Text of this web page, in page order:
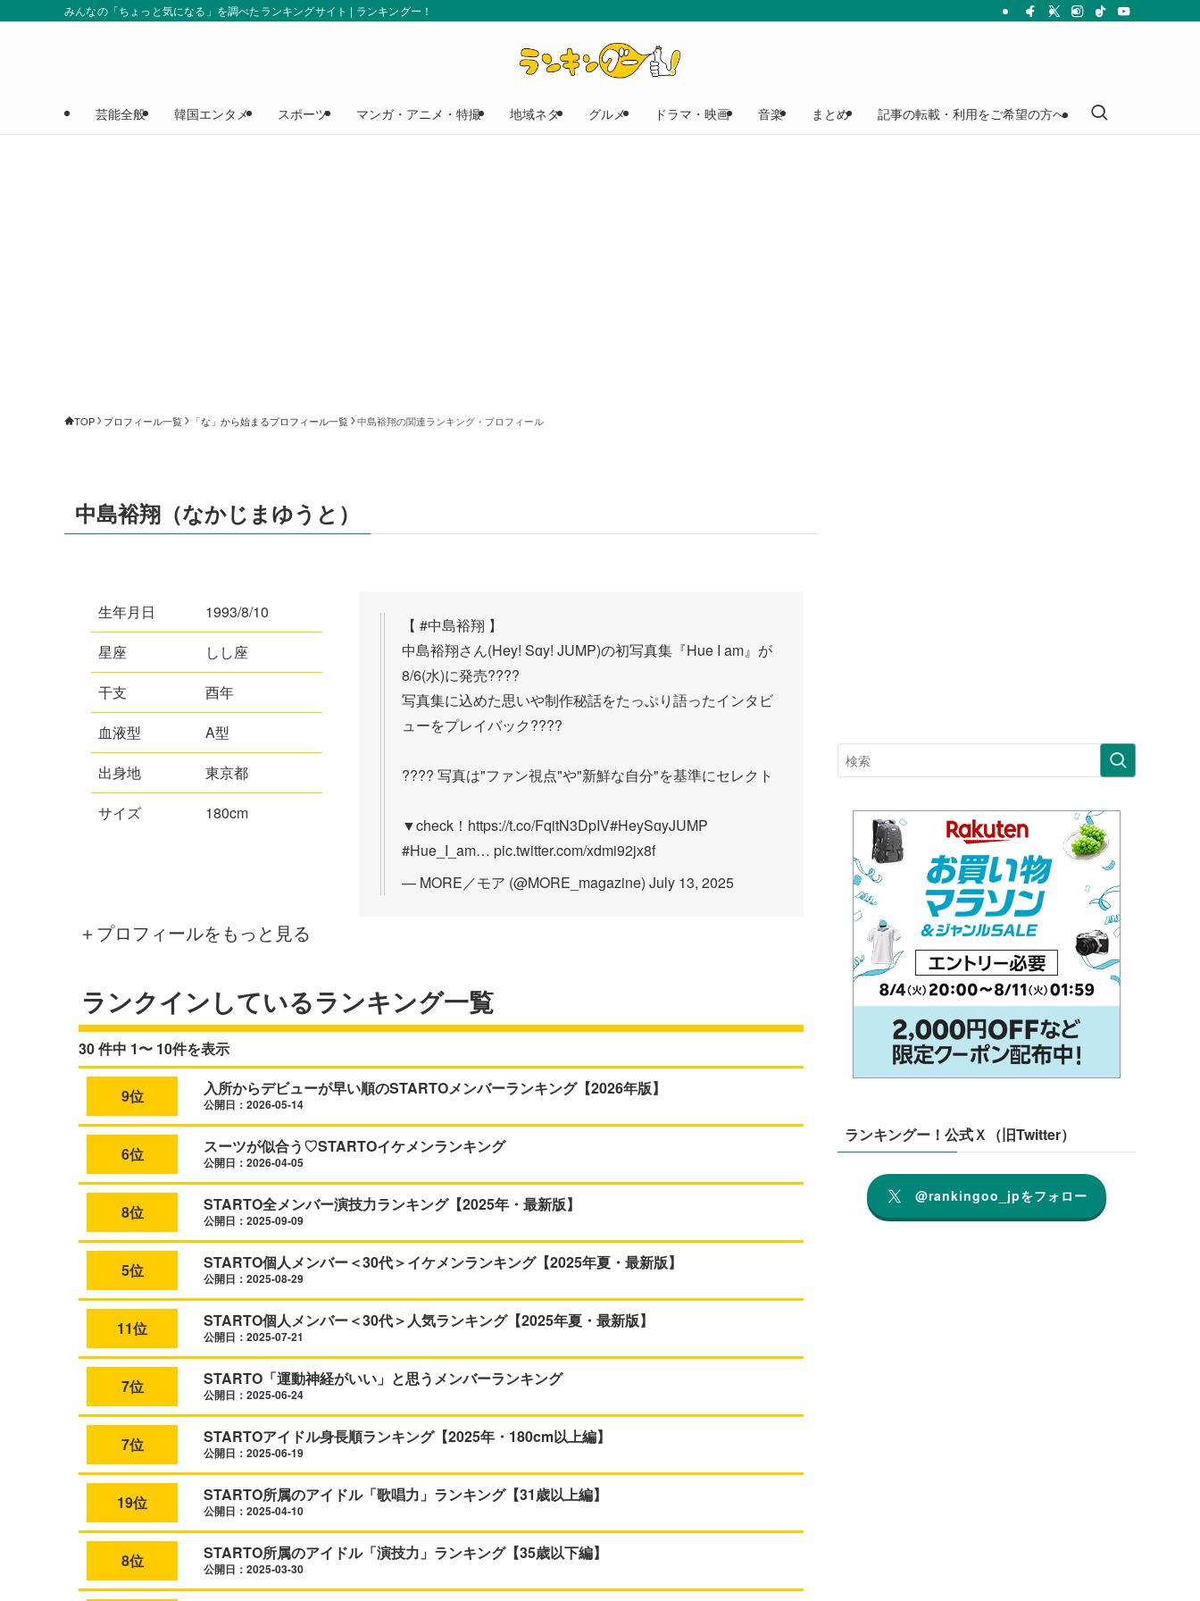
みんなの「ちょっと気になる」を調べたランキングサイト | ランキングー！
芸能全般 韓国エンタメ スポーツ マンガ・アニメ・特撮 地域ネタ グルメ ドラマ・映画 音楽 まとめ 記事の転載・利用をご希望の方へ
TOP プロフィール一覧 「な」から始まるプロフィール一覧 中島裕翔の関連ランキング・プロフィール
中島裕翔（なかじまゆうと）
生年月日
1993/8/10
星座
しし座
干支
酉年
血液型
A型
出身地
東京都
サイズ
180cm
【#中島裕翔 】
中島裕翔さん(Hey! Sɑy! JUMP)の初写真集『Hue I am』が
8/6(水)に発売????
写真集に込めた思いや制作秘話をたっぷり語ったインタビ
ューをプレイバック????
???? 写真は"ファン視点"や"新鮮な自分"を基準にセレクト
▼check！ https://t.co/FqitN3DpIV#HeySɑyJUMP
#Hue_I_am…pic.twitter.com/xdmi92jx8f
— MORE／モア (@MORE_magazine)July 13, 2025
＋プロフィールをもっと見る
ランクインしているランキング一覧
30 件中 1〜 10件を表示
9位 入所からデビューが早い順のSTARTOメンバーランキング【2026年版】
公開日：2026-05-14
6位 スーツが似合う♡STARTOイケメンランキング
公開日：2026-04-05
8位 STARTO全メンバー演技力ランキング【2025年・最新版】
公開日：2025-09-09
5位 STARTO個人メンバー＜30代＞イケメンランキング【2025年夏・最新版】
公開日：2025-08-29
11位 STARTO個人メンバー＜30代＞人気ランキング【2025年夏・最新版】
公開日：2025-07-21
7位 STARTO「運動神経がいい」と思うメンバーランキング
公開日：2025-06-24
7位 STARTOアイドル身長順ランキング【2025年・180cm以上編】
公開日：2025-06-19
19位 STARTO所属のアイドル「歌唱力」ランキング【31歳以上編】
公開日：2025-04-10
8位 STARTO所属のアイドル「演技力」ランキング【35歳以下編】
公開日：2025-03-30
ランキングー！公式Ｘ（旧Twitter）
@rankingoo_jpをフォロー